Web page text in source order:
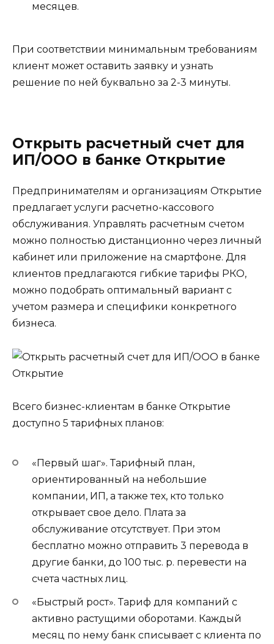
месяцев.
При соответствии минимальным требованиям
клиент может оставить заявку и узнать
решение по ней буквально за 2-3 минуты.
Открыть расчетный счет для
ИП/ООО в банке Открытие
Предпринимателям и организациям Открытие
предлагает услуги расчетно-кассового
обслуживания. Управлять расчетным счетом
можно полностью дистанционно через личный
кабинет или приложение на смартфоне. Для
клиентов предлагаются гибкие тарифы РКО,
можно подобрать оптимальный вариант с
учетом размера и специфики конкретного
бизнеса.
Всего бизнес-клиентам в банке Открытие
доступно 5 тарифных планов:
«Первый шаг». Тарифный план,
ориентированный на небольшие
компании, ИП, а также тех, кто только
открывает свое дело. Плата за
обслуживание отсутствует. При этом
бесплатно можно отправить 3 перевода в
другие банки, до 100 тыс. р. перевести на
счета частных лиц.
«Быстрый рост». Тариф для компаний с
активно растущими оборотами. Каждый
месяц по нему банк списывает с клиента по